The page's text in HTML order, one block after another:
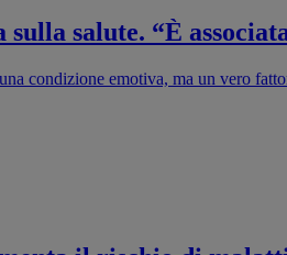
salute. “È
condizione emotiva, ma un vero